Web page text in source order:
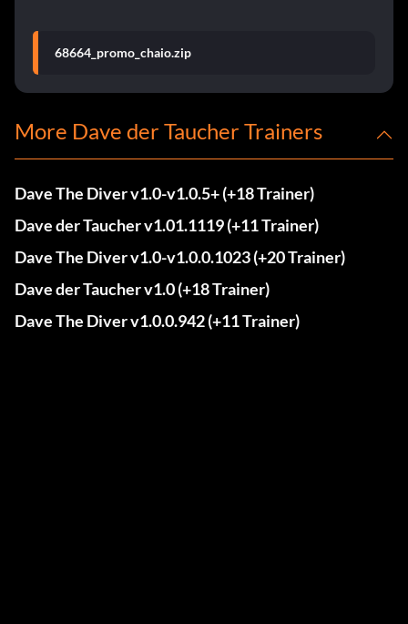
68664_promo_chaio.zip
More Dave der Taucher Trainers
Dave The Diver v1.0-v1.0.5+ (+18 Trainer)
Dave der Taucher v1.01.1119 (+11 Trainer)
Dave The Diver v1.0-v1.0.0.1023 (+20 Trainer)
Dave der Taucher v1.0 (+18 Trainer)
Dave The Diver v1.0.0.942 (+11 Trainer)